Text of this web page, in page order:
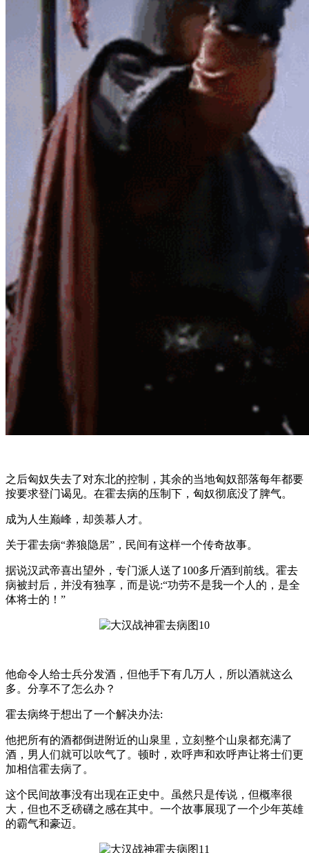
之后匈奴失去了对东北的控制，其余的当地匈奴部落每年都要
按要求登门谒见。在霍去病的压制下，匈奴彻底没了脾气。
成为人生巅峰，却羡慕人才。
关于霍去病“养狼隐居”，民间有这样一个传奇故事。
据说汉武帝喜出望外，专门派人送了100多斤酒到前线。霍去
病被封后，并没有独享，而是说:“功劳不是我一个人的，是全
体将士的！”
他命令人给士兵分发酒，但他手下有几万人，所以酒就这么
多。分享不了怎么办？
霍去病终于想出了一个解决办法:
他把所有的酒都倒进附近的山泉里，立刻整个山泉都充满了
酒，男人们就可以吹气了。顿时，欢呼声和欢呼声让将士们更
加相信霍去病了。
这个民间故事没有出现在正史中。虽然只是传说，但概率很
大，但也不乏磅礴之感在其中。一个故事展现了一个少年英雄
的霸气和豪迈。